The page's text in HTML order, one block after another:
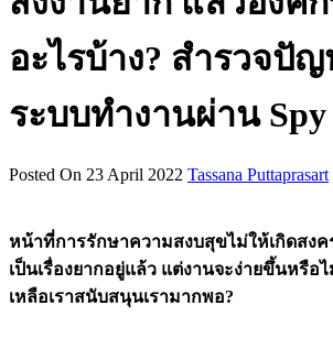
อะไรบ้าง? สำรวจปั
ระบบทำงานผ่าน
Posted On 23 April 2022 Tassana Puttaprasart
หน้าที่การรักษาความสงบสุขไม่ให้เกิดสงค
เป็นเรื่องยากอยู่แล้ว แต่งานจะง่ายขึ้นหรือ
เหลือเราสนับสนุนเรามากพอ?